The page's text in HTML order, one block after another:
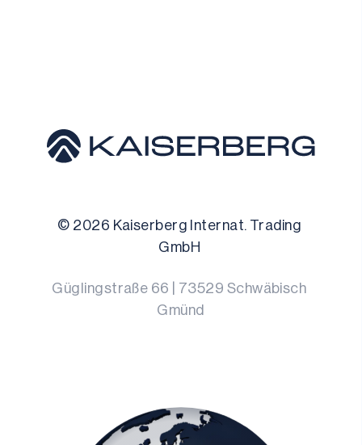
© 2026 Kaiserberg Internat. Trading
GmbH
Güglingstraße 66 73529 Schwäbisch
Gmünd